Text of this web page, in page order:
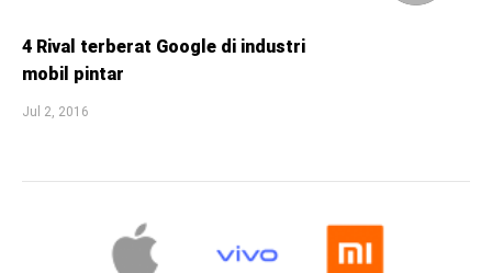
4 Rival terberat Google di industri
mobil pintar
Jul 2, 2016